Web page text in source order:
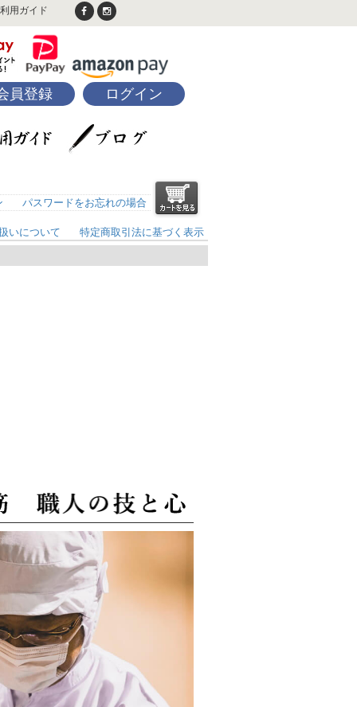
用ガイド
員登録 ログイン
パスワードをお忘れの場合
いについて 特定商取引法に基づく表示